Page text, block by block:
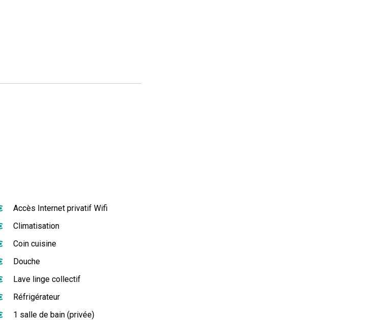
Accès Internet privatif Wifi
Climatisation
Coin cuisine
Douche
Lave linge collectif
Réfrigérateur
1 salle de bain (privée)